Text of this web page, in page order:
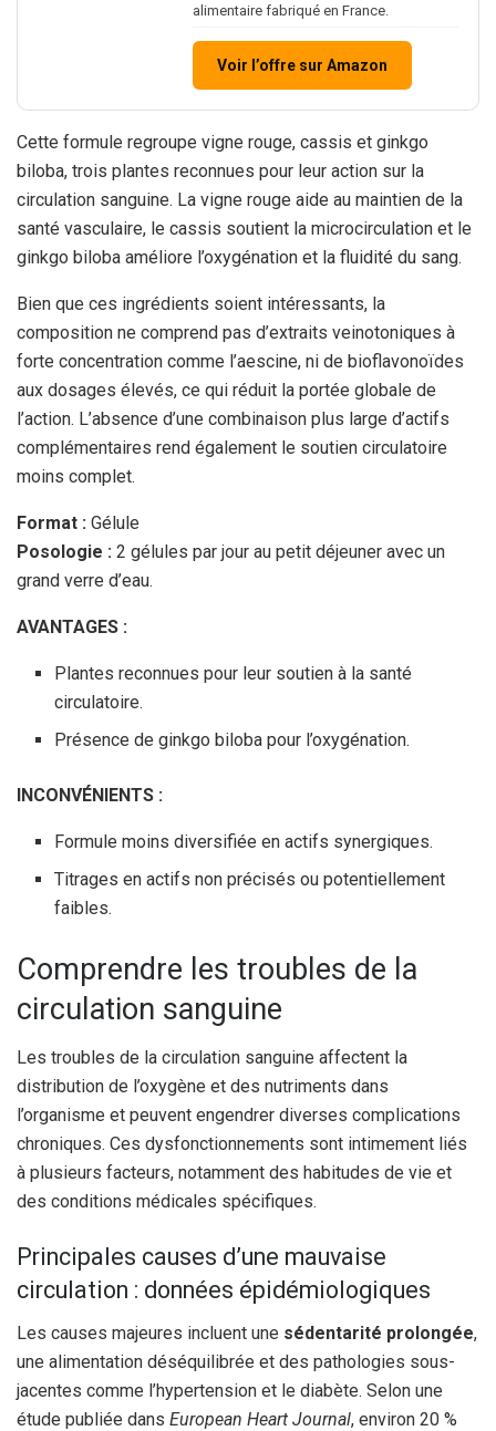
alimentaire fabriqué en France.
Voir l’offre sur Amazon
Cette formule regroupe vigne rouge, cassis et ginkgo
biloba, trois plantes reconnues pour leur action sur la
circulation sanguine. La vigne rouge aide au maintien de la
santé vasculaire, le cassis soutient la microcirculation et le
ginkgo biloba améliore l’oxygénation et la fluidité du sang.
Bien que ces ingrédients soient intéressants, la
composition ne comprend pas d’extraits veinotoniques à
forte concentration comme l’aescine, ni de bioflavonoïdes
aux dosages élevés, ce qui réduit la portée globale de
l’action. L’absence d’une combinaison plus large d’actifs
complémentaires rend également le soutien circulatoire
moins complet.
Format : Gélule
Posologie : 2 gélules par jour au petit déjeuner avec un
grand verre d’eau.
AVANTAGES :
Plantes reconnues pour leur soutien à la santé
circulatoire.
Présence de ginkgo biloba pour l’oxygénation.
INCONVÉNIENTS :
Formule moins diversifiée en actifs synergiques.
Titrages en actifs non précisés ou potentiellement
faibles.
Comprendre les troubles de la
circulation sanguine
Les troubles de la circulation sanguine affectent la
distribution de l’oxygène et des nutriments dans
l’organisme et peuvent engendrer diverses complications
chroniques. Ces dysfonctionnements sont intimement liés
à plusieurs facteurs, notamment des habitudes de vie et
des conditions médicales spécifiques.
Principales causes d’une mauvaise
circulation : données épidémiologiques
Les causes majeures incluent une sédentarité prolongée,
une alimentation déséquilibrée et des pathologies sous-
jacentes comme l’hypertension et le diabète. Selon une
étude publiée dans European Heart Journal, environ 20 %